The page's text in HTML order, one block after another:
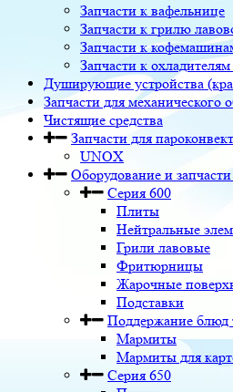
Запчасти к вафельнице
Запчасти к грилю
Запчасти к
Запчасти к
Душирующие устройства
Запчасти для механического
Чистящие средства
Запчасти для
UNOX
Оборудование и
Серия 600
Плиты
Нейтральные
Грили лавовые
Фритюрницы
Жарочные
Подставки
Поддержание блюд
Мармиты
Мармиты для
Серия 650